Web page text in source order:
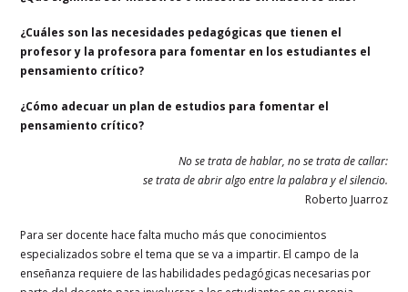
¿Cuáles son las necesidades pedagógicas que tienen el
profesor y la profesora para fomentar en los estudiantes el
pensamiento crítico?
¿Cómo adecuar un plan de estudios para fomentar el
pensamiento crítico?
No se trata de hablar, no se trata de callar:
se trata de abrir algo entre la palabra y el silencio.
Roberto Juarroz
Para ser docente hace falta mucho más que conocimientos
especializados sobre el tema que se va a impartir. El campo de la
enseñanza requiere de las habilidades pedagógicas necesarias por